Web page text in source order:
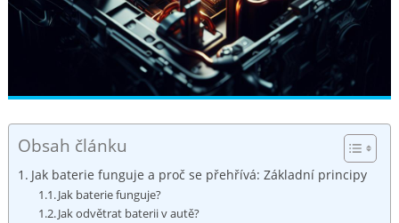
Obsah článku
Jak baterie funguje a proč se přehřívá: Základní principy
Jak baterie funguje?
Jak odvětrat ⁣baterii v autě?